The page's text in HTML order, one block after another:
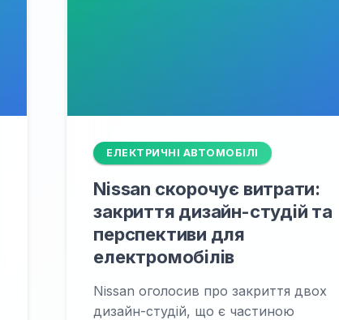
ЕЛЕКТРИЧНІ АВТОМОБІЛІ
Nissan скорочує витрати:
закриття дизайн-студій та
перспективи для
електромобілів
Nissan оголосив про закриття двох
дизайн-студій, що є частиною